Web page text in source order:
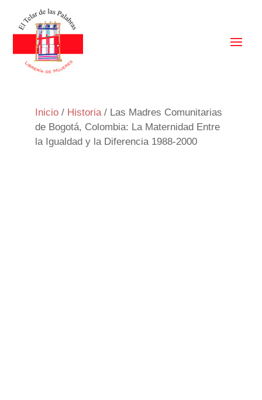
Inicio / Historia/ Las Madres Comunitarias
de Bogotá, Colombia: La Maternidad Entre
la Igualdad y la Diferencia 1988-2000